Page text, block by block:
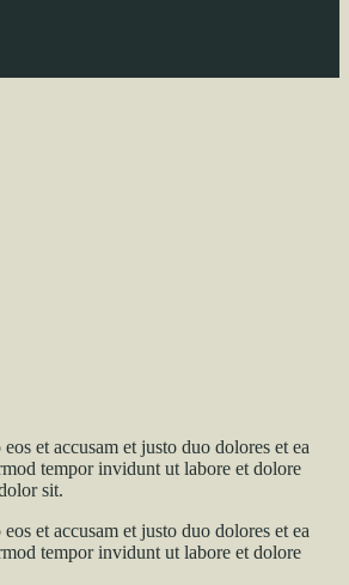
et accusam et justo duo dolores et ea
tempor invidunt ut labore et dolore
sit.
et accusam et justo duo dolores et ea
tempor invidunt ut labore et dolore